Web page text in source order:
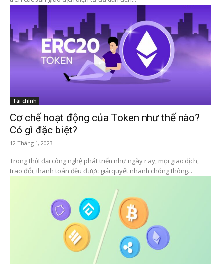
Tài chính
Cơ chế hoạt động của Token như thế nào?
Có gì đặc biệt?
12 Tháng 1, 2023
Trong thời đại công nghệ phát triển như ngày nay, mọi giao dịch,
trao đổi, thanh toán đều được giải quyết nhanh chóng thông...